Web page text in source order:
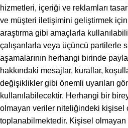
hizmetleri, içeriği ve reklamları
ve müşteri iletişimini geliştirmek
araştırma gibi amaçlarla
çalışanlarla veya üçüncü partilerle
aşamalarının herhangi birinde
hakkındaki mesajlar, kurallar,
değişiklikler gibi önemli uyarıları
kullanılabilecektir. Herhangi bir
olmayan veriler niteliğindeki kişisel
toplanabilmektedir. Kişisel